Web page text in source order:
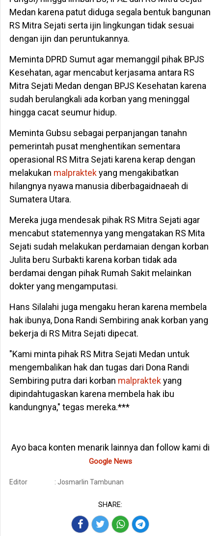
Medan karena patut diduga segala bentuk bangunan
RS Mitra Sejati serta ijin lingkungan tidak sesuai
dengan ijin dan peruntukannya.
Meminta DPRD Sumut agar memanggil pihak BPJS
Kesehatan, agar mencabut kerjasama antara RS
Mitra Sejati Medan dengan BPJS Kesehatan karena
sudah berulangkali ada korban yang meninggal
hingga cacat seumur hidup.
Meminta Gubsu sebagai perpanjangan tanahn
pemerintah pusat menghentikan sementara
operasional RS Mitra Sejati karena kerap dengan
melakukan malpraktekyang mengakibatkan
hilangnya nyawa manusia diberbagaidnaeah di
Sumatera Utara.
Mereka juga mendesak pihak RS Mitra Sejati agar
mencabut statemennya yang mengatakan RS Mita
Sejati sudah melakukan perdamaian dengan korban
Julita beru Surbakti karena korban tidak ada
berdamai dengan pihak Rumah Sakit melainkan
dokter yang mengamputasi.
Hans Silalahi juga mengaku heran karena membela
hak ibunya, Dona Randi Sembiring anak korban yang
bekerja di RS Mitra Sejati dipecat.
"Kami minta pihak RS Mitra Sejati Medan untuk
mengembalikan hak dan tugas dari Dona Randi
Sembiring putra dari korban malpraktekyang
dipindahtugaskan karena membela hak ibu
kandungnya," tegas mereka.***
Ayo baca konten menarik lainnya dan follow kami di
Google News
Editor : Josmarlin Tambunan
SHARE: